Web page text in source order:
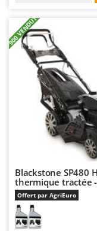
Palazzetti
Palumbo Pavi
Partisani
Paterlini
Philips
Pramac
Prismafood
Rato
Reber
Redback
+900 VENDUTI
Blackstone SP480
thermique tractée
Offert par AgriEuro